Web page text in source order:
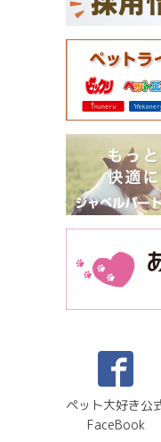
ペット大好き公
FaceBook